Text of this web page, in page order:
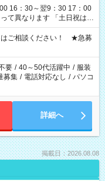
16：30～翌9：30 17：00
ます 「土日祝は休
う少し遅い時間から始めた
たします。 ※未経験
仕事を経験いただき、 お
みが
い。
はご相談ください！ ★急募
要 / 40～50代活躍中 / 服装
募集 / 電話対応なし / パソコ
詳細へ
掲載日：2026.08.08